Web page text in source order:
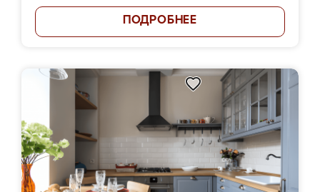
ПОДРОБНЕЕ